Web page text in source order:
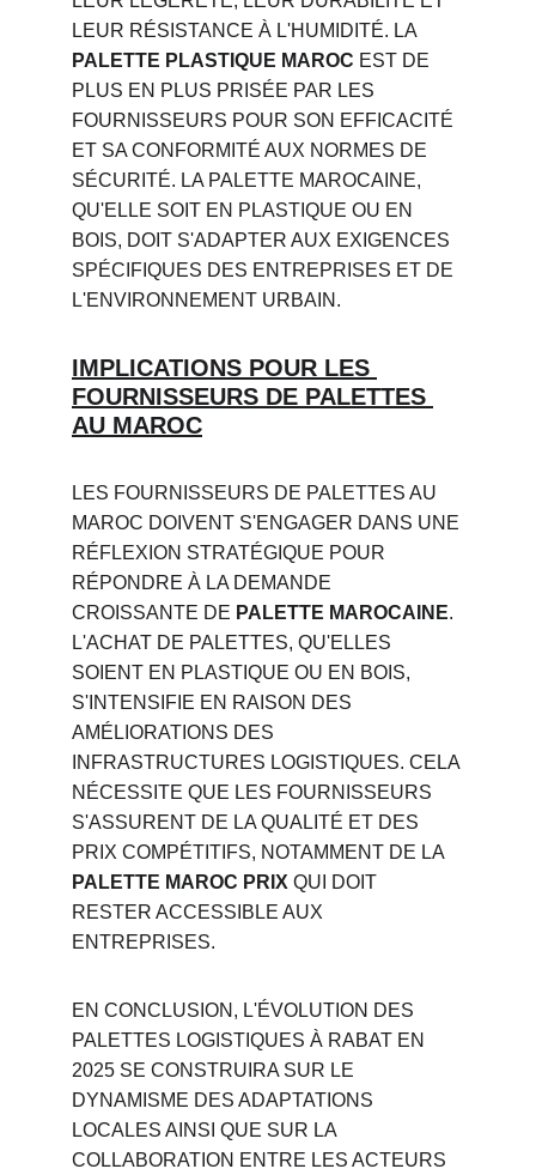
LEUR RÉSISTANCE À L'HUMIDITÉ. LA
PALETTE PLASTIQUE MAROC EST DE
PLUS EN PLUS PRISÉE PAR LES
FOURNISSEURS POUR SON EFFICACITÉ
ET SA CONFORMITÉ AUX NORMES DE
SÉCURITÉ. LA PALETTE MAROCAINE,
QU'ELLE SOIT EN PLASTIQUE OU EN
BOIS, DOIT S'ADAPTER AUX EXIGENCES
SPÉCIFIQUES DES ENTREPRISES ET DE
L'ENVIRONNEMENT URBAIN.
IMPLICATIONS POUR LES
FOURNISSEURS DE PALETTES
AU MAROC
LES FOURNISSEURS DE PALETTES AU
MAROC DOIVENT S'ENGAGER DANS UNE
RÉFLEXION STRATÉGIQUE POUR
RÉPONDRE À LA DEMANDE
CROISSANTE DE PALETTE MAROCAINE.
L'ACHAT DE PALETTES, QU'ELLES
SOIENT EN PLASTIQUE OU EN BOIS,
S'INTENSIFIE EN RAISON DES
AMÉLIORATIONS DES
INFRASTRUCTURES LOGISTIQUES. CELA
NÉCESSITE QUE LES FOURNISSEURS
S'ASSURENT DE LA QUALITÉ ET DES
PRIX COMPÉTITIFS, NOTAMMENT DE LA
PALETTE MAROC PRIX QUI DOIT
RESTER ACCESSIBLE AUX
ENTREPRISES.
EN CONCLUSION, L'ÉVOLUTION DES
PALETTES LOGISTIQUES À RABAT EN
2025 SE CONSTRUIRA SUR LE
DYNAMISME DES ADAPTATIONS
LOCALES AINSI QUE SUR LA
COLLABORATION ENTRE LES ACTEURS